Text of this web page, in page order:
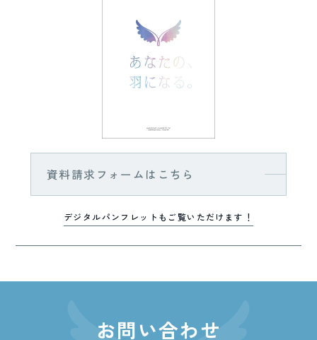
資料請求フォームはこちら
デジタルパンフレットもご覧いただけます！
お問い合わせ